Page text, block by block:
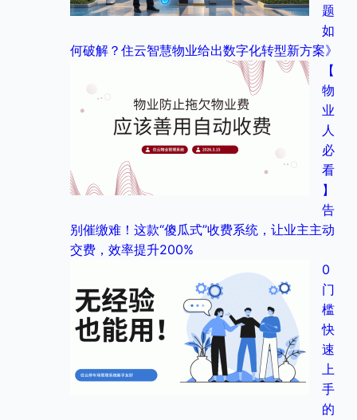
题
如
何破解？住云智慧物业给出数字化转型新方案》
【
物
业
人
必
看
】
告
别催缴难！这款“傻瓜式”收费系统，让业主主动
交费，效率提升200%
0
门
槛
快
速
上
手
的